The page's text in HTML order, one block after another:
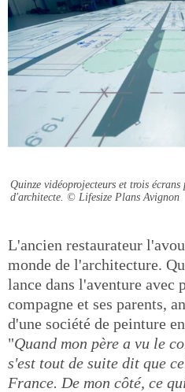
Quinze vidéoprojecteurs et trois
d'architecte. © Lifesize Plans Avignon
L'ancien restaurateur
monde de l'architecture.
lance dans l'aventure avec
compagne et ses parents,
d'une société de peinture
"Quand mon père a vu le
s'est tout de suite dit que
France. De mon côté, ce